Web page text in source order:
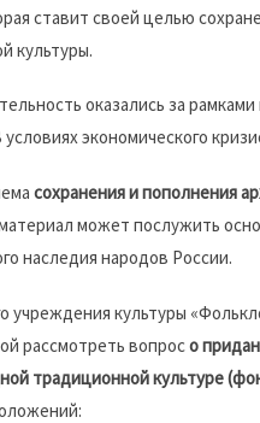
ставит своей целью
культуры.
оказались за
экономического
сохранения и пополнения
может послужить
наследия народов России.
учреждения культуры
рассмотреть вопросо
традиционной культуре